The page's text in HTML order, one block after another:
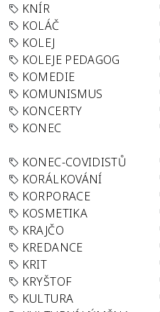
KNÍR
KOLÁČ
KOLEJ
KOLEJE PEDAGOG
KOMEDIE
KOMUNISMUS
KONCERTY
KONEC
KONEC-COVIDISTŮ
KORÁLKOVÁNÍ
KORPORACE
KOSMETIKA
KRAJČO
KREDANCE
KRIT
KRYŠTOF
KULTURA